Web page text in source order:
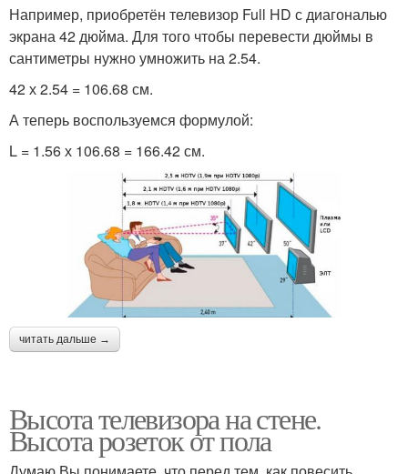
Например, приобретён телевизор Full HD с диагональю
экрана 42 дюйма. Для того чтобы перевести дюймы в
сантиметры нужно умножить на 2.54.
42 х 2.54 = 106.68 см.
А теперь воспользуемся формулой:
L = 1.56 х 106.68 = 166.42 см.
читать дальше →
Высота телевизора на стене.
Высота розеток от пола